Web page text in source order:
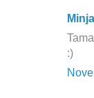
Minja
:)